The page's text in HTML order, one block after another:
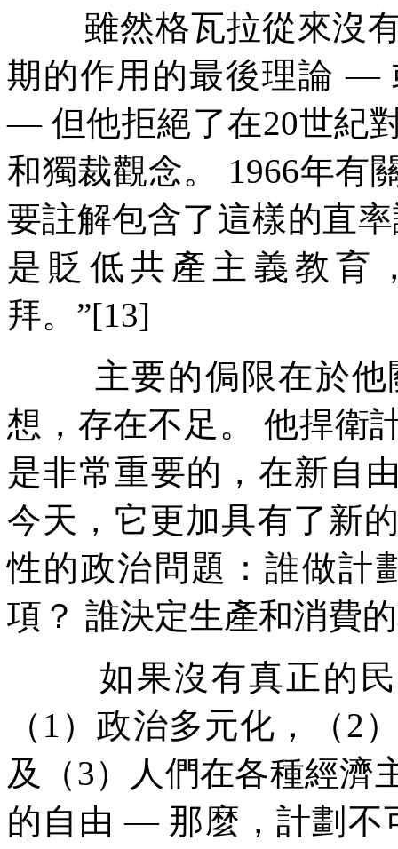
雖然格瓦拉從來沒
期的作用的最後理論 —
— 但他拒絕了在20世紀
和獨裁觀念。
1966年有
要註解包含了這樣的直
是貶低共產主義教育
拜。 ”[13]
主要的侷限在於
想，存在不足。
他捍衛
是非常重要的，在新自
今天，它更加具有了新
性的政治問題：誰做計
項？ 誰決定生產和消費
如果沒有真正的
（ 1 ）政治多元化，（2
及（3）人們在各種經濟
的自由 — 那麼，計劃不